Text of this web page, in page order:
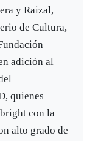
y Raizal,
de Cultura,
adición al
quienes
con la
alto grado de